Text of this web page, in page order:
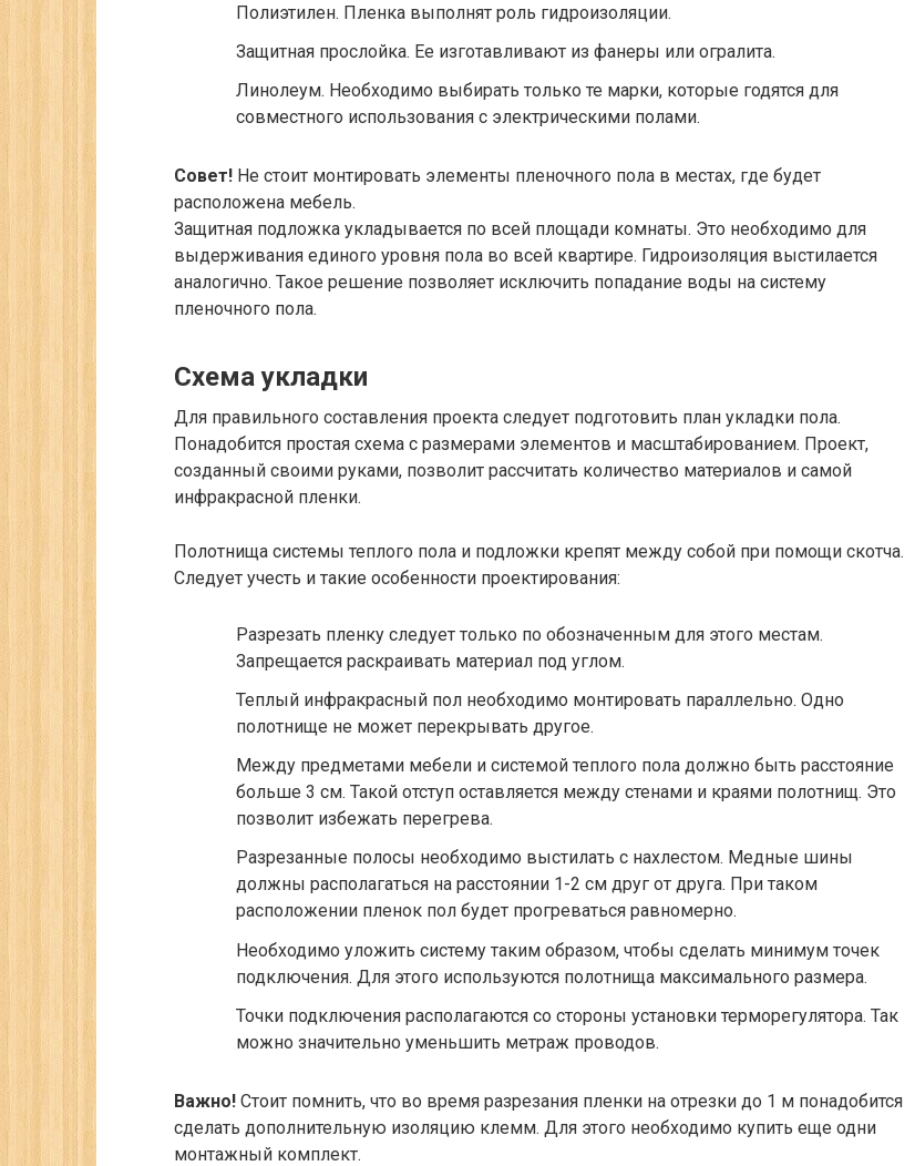
Полиэтилен. Пленка выполнят роль гидроизоляции.
Защитная прослойка. Ее изготавливают из фанеры или огралита.
Линолеум. Необходимо выбирать только те марки, которые годятся для
совместного использования с электрическими полами.
Совет! Не стоит монтировать элементы пленочного пола в местах, где будет
расположена мебель.
Защитная подложка укладывается по всей площади комнаты. Это необходимо для
выдерживания единого уровня пола во всей квартире. Гидроизоляция выстилается
аналогично. Такое решение позволяет исключить попадание воды на систему
пленочного пола.
Схема укладки
Для правильного составления проекта следует подготовить план укладки пола.
Понадобится простая схема с размерами элементов и масштабированием. Проект,
созданный своими руками, позволит рассчитать количество материалов и самой
инфракрасной пленки.
Полотнища системы теплого пола и подложки крепят между собой при помощи скотча.
Следует учесть и такие особенности проектирования:
Разрезать пленку следует только по обозначенным для этого местам.
Запрещается раскраивать материал под углом.
Теплый инфракрасный пол необходимо монтировать параллельно. Одно
полотнище не может перекрывать другое.
Между предметами мебели и системой теплого пола должно быть расстояние
больше 3 см. Такой отступ оставляется между стенами и краями полотнищ. Это
позволит избежать перегрева.
Разрезанные полосы необходимо выстилать с нахлестом. Медные шины
должны располагаться на расстоянии 1-2 см друг от друга. При таком
расположении пленок пол будет прогреваться равномерно.
Необходимо уложить систему таким образом, чтобы сделать минимум точек
подключения. Для этого используются полотнища максимального размера.
Точки подключения располагаются со стороны установки терморегулятора. Так
можно значительно уменьшить метраж проводов.
Важно! Стоит помнить, что во время разрезания пленки на отрезки до 1 м понадобится
сделать дополнительную изоляцию клемм. Для этого необходимо купить еще одни
монтажный комплект.